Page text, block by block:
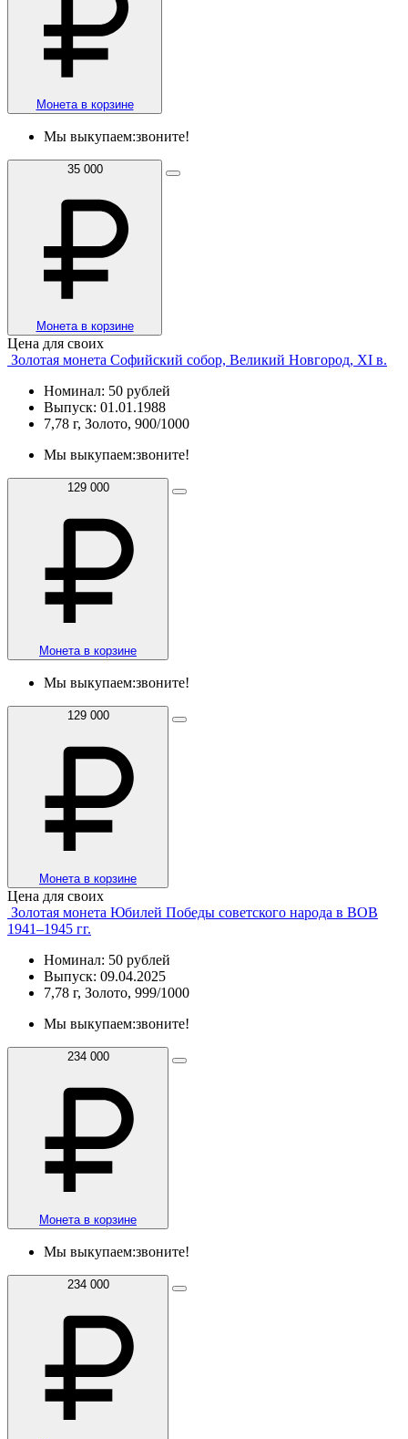
Монета в корзине
Мы выкупаем:звоните!
35 000
Монета в корзине
Цена для своих
Золотая монета Софийский собор, Великий Новгород, XI в.
Номинал: 50 рублей
Выпуск: 01.01.1988
7,78 г, Золото, 900/1000
Мы выкупаем:звоните!
129 000
Монета в корзине
Мы выкупаем:звоните!
129 000
Монета в корзине
Цена для своих
Золотая монета Юбилей Победы советского народа в ВОВ
1941–1945 гг.
Номинал: 50 рублей
Выпуск: 09.04.2025
7,78 г, Золото, 999/1000
Мы выкупаем:звоните!
234 000
Монета в корзине
Мы выкупаем:звоните!
234 000